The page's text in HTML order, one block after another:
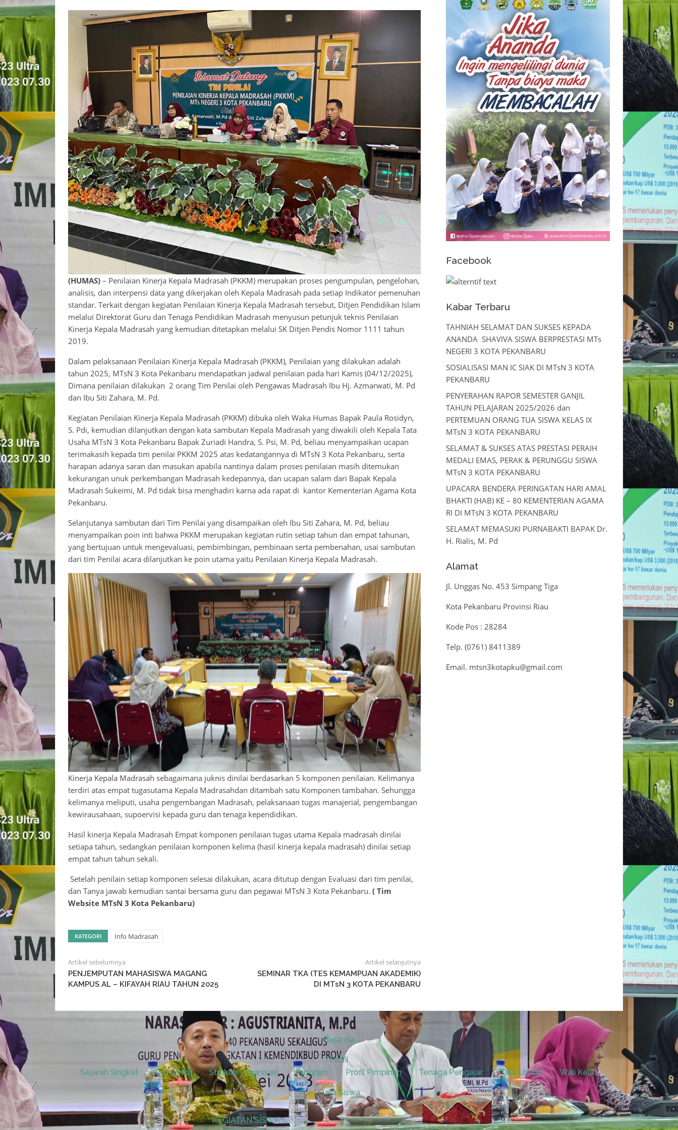
(HUMAS)– Penilaian Kinerja Kepala Madrasah (PKKM) merupakan proses pengumpulan, pengelohan,
analisis, dan interpensi data yang dikerjakan oleh Kepala Madrasah pada setiap Indikator pemenuhan
standar. Terkait dengan kegiatan Penilaian Kinerja Kepala Madrasah tersebut, Ditjen Pendidikan Islam
melalui Direktorat Guru dan Tenaga Pendidikan Madrasah menyusun petunjuk teknis Penilaian
Kinerja Kepala Madrasah yang kemudian ditetapkan melalui SK Ditjen Pendis Nomor 1111 tahun
2019.
Dalam pelaksanaan Penilaian Kinerja Kepala Madrasah (PKKM), Penilaian yang dilakukan adalah
tahun 2025, MTsN 3 Kota Pekanbaru mendapatkan jadwal penilaian pada hari Kamis (04/12/2025),
Dimana penilaian dilakukan 2 orang Tim Penilai oleh Pengawas Madrasah Ibu Hj. Azmarwati, M. Pd
dan Ibu Siti Zahara, M. Pd.
Kegiatan Penilaian Kinerja Kepala Madrasah (PKKM) dibuka oleh Waka Humas Bapak Paula Rosidyn,
S. Pdi, kemudian dilanjutkan dengan kata sambutan Kepala Madrasah yang diwakili oleh Kepala Tata
Usaha MTsN 3 Kota Pekanbaru Bapak Zuriadi Handra, S. Psi, M. Pd, beliau menyampaikan ucapan
terimakasih kepada tim penilai PKKM 2025 atas kedatangannya di MTsN 3 Kota Pekanbaru, serta
harapan adanya saran dan masukan apabila nantinya dalam proses penilaian masih ditemukan
kekurangan unuk perkembangan Madrasah kedepannya, dan ucapan salam dari Bapak Kepala
Madrasah Sukeimi, M. Pd tidak bisa menghadiri karna ada rapat di kantor Kementerian Agama Kota
Pekanbaru.
Selanjutanya sambutan dari Tim Penilai yang disampaikan oleh Ibu Siti Zahara, M. Pd, beliau
menyampaikan poin inti bahwa PKKM merupakan kegiatan rutin setiap tahun dan empat tahunan,
yang bertujuan untuk mengevaluasi, pembimbingan, pembinaan serta pembenahan, usai sambutan
dari tim Penilai acara dilanjutkan ke poin utama yaitu Penilaian Kinerja Kepala Madrasah.
Kinerja Kepala Madrasah sebagaimana juknis dinilai berdasarkan 5 komponen penilaian. Kelimanya
terdiri atas empat tugasutama Kepala Madrasahdan ditambah satu Komponen tambahan. Sehungga
kelimanya meliputi, usaha pengembangan Madrasah, pelaksanaan tugas manajerial, pengembangan
kewirausahaan, supoervisi kepada guru dan tenaga kependidikan.
Hasil kinerja Kepala Madrasah Empat komponen penilaian tugas utama Kepala madrasah dinilai
setiapa tahun, sedangkan penilaian komponen kelima (hasil kinerja kepala madrasah) dinilai setiap
empat tahun tahun sekali.
Setelah penilain setiap komponen selesai dilakukan, acara ditutup dengan Evaluasi dari tim penilai,
dan Tanya jawab kemudian santai bersama guru dan pegawai MTsN 3 Kota Pekanbaru. ( Tim
Website MTsN 3 Kota Pekanbaru)
KATEGORI Info Madrasah
Artikel sebelumnya
PENJEMPUTAN MAHASISWA MAGANG
KAMPUS AL – KIFAYAH RIAU TAHUN 2025
Artikel selanjutnya
SEMINAR TKA (TES KEMAMPUAN AKADEMIK)
DI MTsN 3 KOTA PEKANBARU
Facebook
Kabar Terbaru
TAHNIAH SELAMAT DAN SUKSES KEPADA
ANANDA SHAVIVA SISWA BERPRESTASI MTs
NEGERI 3 KOTA PEKANBARU
SOSIALISASI MAN IC SIAK DI MTsN 3 KOTA
PEKANBARU
PENYERAHAN RAPOR SEMESTER GANJIL
TAHUN PELAJARAN 2025/2026 dan
PERTEMUAN ORANG TUA SISWA KELAS IX
MTsN 3 KOTA PEKANBARU
SELAMAT & SUKSES ATAS PRESTASI PERAIH
MEDALI EMAS, PERAK & PERUNGGU SISWA
MTsN 3 KOTA PEKANBARU
UPACARA BENDERA PERINGATAN HARI AMAL
BHAKTI (HAB) KE – 80 KEMENTERIAN AGAMA
RI DI MTsN 3 KOTA PEKANBARU
SELAMAT MEMASUKI PURNABAKTI BAPAK Dr.
H. Rialis, M. Pd
Alamat
Jl. Unggas No. 453 Simpang Tiga
Kota Pekanbaru Provinsi Riau
Kode Pos : 28284
Telp. (0761) 8411389
Email. mtsn3kotapku@gmail.com
Beranda
Profil
Sejarah Singkat
Visi & Misi Struktur Organisasi Program Profil Pimpinan Tenaga Pengajar Tata Usaha Wali Kelas
Data Siswa
KEGIATAN SISWA